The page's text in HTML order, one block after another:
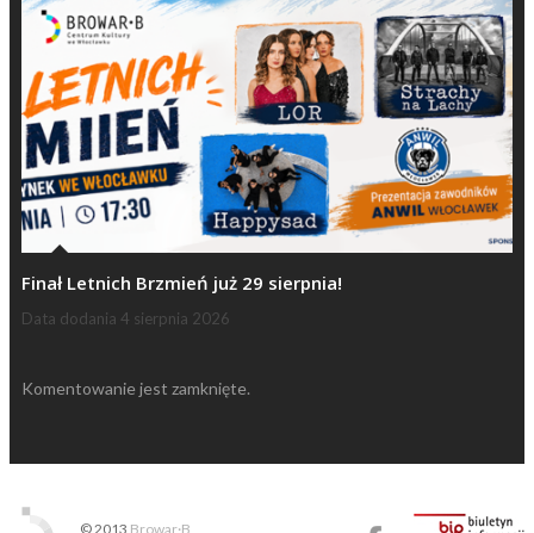
Finał Letnich Brzmień już 29 sierpnia!
Data dodania 4 sierpnia 2026
Komentowanie jest zamknięte.
© 2013 Browar·B